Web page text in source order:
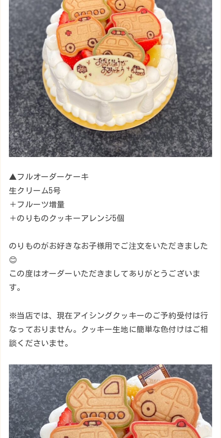
▲フルオーダーケーキ
生クリーム5号
＋フルーツ増量
＋のりものクッキーアレンジ5個
のりものがお好きなお子様用でご注文をいただきました
😊
この度はオーダーいただきましてありがとうございま
す。
※当店では、現在アイシングクッキーのご予約受付は行
なっておりません。クッキー生地に簡単な色付けはご相
談くださいませ。